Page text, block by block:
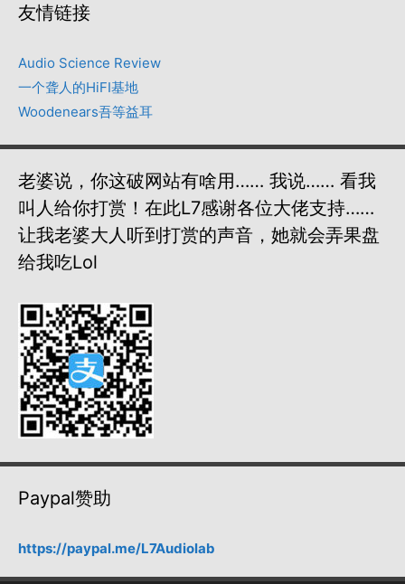
友情链接
Audio Science Review
一个聋人的HiFI基地
Woodenears吾等益耳
老婆说，你这破网站有啥用…… 我说…… 看我
叫人给你打赏！在此L7感谢各位大佬支持……
让我老婆大人听到打赏的声音，她就会弄果盘
给我吃lol
Paypal赞助
https://paypal.me/L7Audiolab